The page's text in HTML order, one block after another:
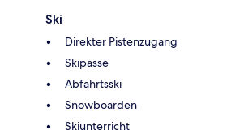
Ski
Direkter Pistenzugang
Skipässe
Abfahrtsski
Snowboarden
Skiunterricht